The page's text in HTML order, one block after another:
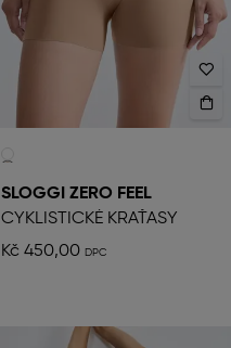
SLOGGI ZERO FEEL
CYKLISTICKÉ KRAŤASY
Kč 450,00